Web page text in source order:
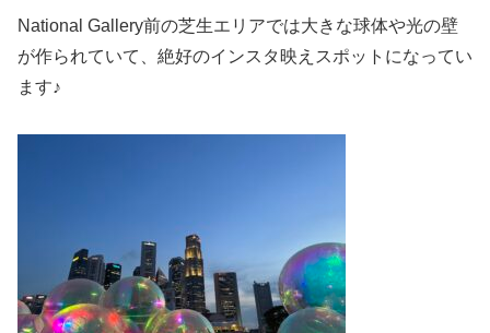
National Gallery前の芝生エリアでは大きな球体や光の壁
が作られていて、絶好のインスタ映えスポットになってい
ます♪